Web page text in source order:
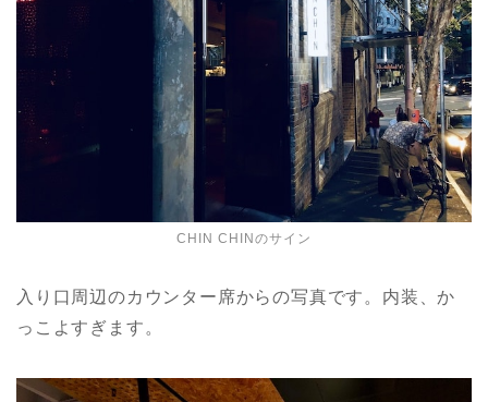
CHIN CHINのサイン
入り口周辺のカウンター席からの写真です。内装、か
っこよすぎます。